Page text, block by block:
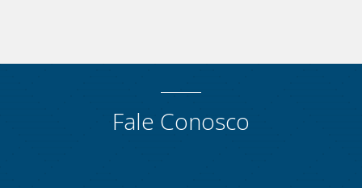
Fale Conosco